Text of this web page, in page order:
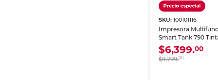
SKU:100101116
Impresora
Smart Tank 790
a Color Wi-Fi
Alimentador
$6,399.00
$9,799.00